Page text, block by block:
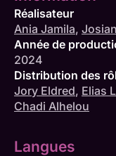
Réalisateur
Ania Jamila,
Année de
2024
Distribution des
Jory Eldred, Elias
Chadi Alhelou
Langues